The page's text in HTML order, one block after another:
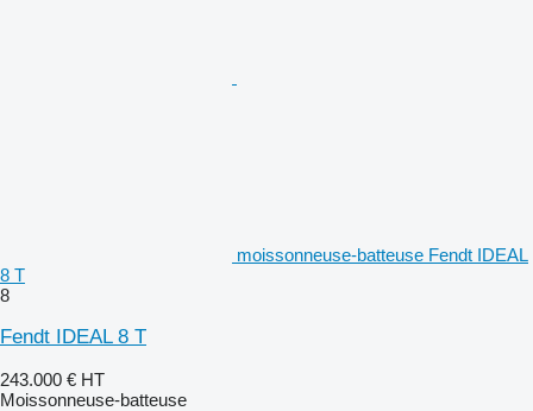
moissonneuse-batteuse Fendt IDEAL
8 T
8
Fendt IDEAL 8 T
243.000 € HT
Moissonneuse-batteuse